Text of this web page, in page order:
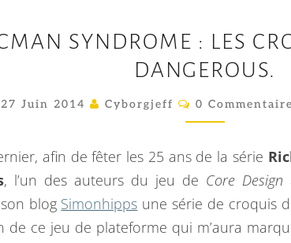
A
C
A
S
Y
N
D
SYNDROME : LES
DANGEROUS.
27 Juin 2014 Cyborgjeff
C
M
E
N
T
A
I
E
0 Commentaire
afin de fêter les 25 ans de la série
, l’un des auteurs du jeu de Core Design
blog Simonhipps une série de croquis
de ce jeu de plateforme qui m’aura